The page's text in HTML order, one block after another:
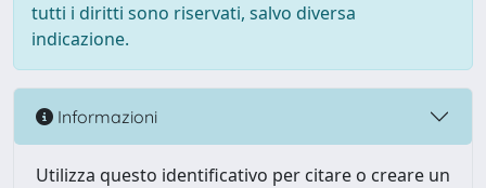
tutti i diritti sono riservati, salvo diversa
indicazione.
Informazioni
Utilizza questo identificativo per citare o creare un